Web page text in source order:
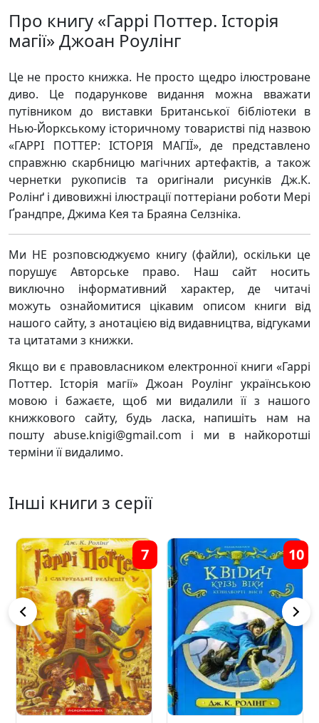
Про книгу «Гаррі Поттер. Історія
магії» Джоан Роулінг
Це не просто книжка. Не просто щедро ілюстроване
диво. Це подарункове видання можна вважати
путівником до виставки Британської бібліотеки в
Нью-Йоркському історичному товаристві під назвою
«ГАРРІ ПОТТЕР: ІСТОРІЯ МАГІЇ», де представлено
справжню скарбницю магічних артефактів, а також
чернетки рукописів та оригінали рисунків Дж.К.
Ролінґ і дивовижні ілюстрації поттеріани роботи Мері
Ґрандпре, Джима Кея та Браяна Селзніка.
Ми НЕ розповсюджуємо книгу (файли), оскільки це
порушує Авторське право. Наш сайт носить
виключно інформативний характер, де читачі
можуть ознайомитися цікавим описом книги від
нашого сайту, з анотацією від видавництва, відгуками
та цитатами з книжки.
Якщо ви є правовласником електронної книги «Гаррі
Поттер. Історія магії» Джоан Роулінг українською
мовою і бажаєте, щоб ми видалили її з нашого
книжкового сайту, будь ласка, напишіть нам на
пошту abuse.knigi@gmail.com і ми в найкоротші
терміни її видалимо.
Інші книги з серії
7 10